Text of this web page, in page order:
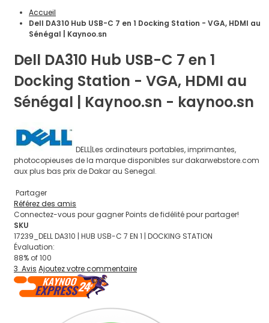
Accueil
Dell DA310 Hub USB-C 7 en 1 Docking Station - VGA, HDMI au
Sénégal | Kaynoo.sn
Dell DA310 Hub USB-C 7 en 1
Docking Station - VGA, HDMI au
Sénégal | Kaynoo.sn - kaynoo.sn
DELL|Les ordinateurs portables, imprimantes,
photocopieuses de la marque disponibles sur dakarwebstore.com
aux plus bas prix de Dakar au Senegal.
Partager
Référez des amis
Connectez-vous pour gagner Points de fidélité pour partager!
SKU
17239_DELL DA310 | HUB USB-C 7 EN 1 | DOCKING STATION
Évaluation:
88% of100
3 Avis Ajoutez votre commentaire